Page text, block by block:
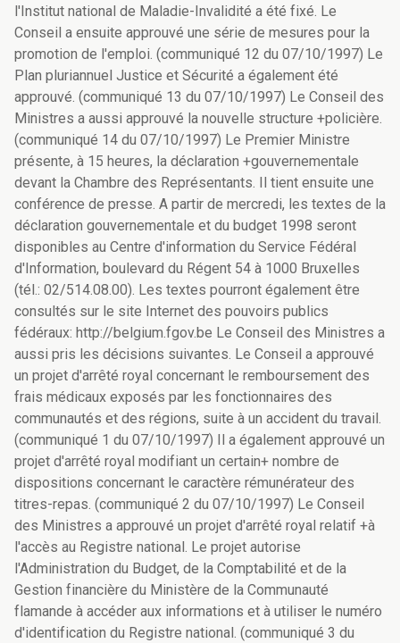
l'Institut national de Maladie-Invalidité a été fixé. Le
Conseil a ensuite approuvé une série de mesures pour la
promotion de l'emploi. (communiqué 12 du 07/10/1997) Le
Plan pluriannuel Justice et Sécurité a également été
approuvé. (communiqué 13 du 07/10/1997) Le Conseil des
Ministres a aussi approuvé la nouvelle structure +policière.
(communiqué 14 du 07/10/1997) Le Premier Ministre
présente, à 15 heures, la déclaration +gouvernementale
devant la Chambre des Représentants. Il tient ensuite une
conférence de presse. A partir de mercredi, les textes de la
déclaration gouvernementale et du budget 1998 seront
disponibles au Centre d'information du Service Fédéral
d'Information, boulevard du Régent 54 à 1000 Bruxelles
(tél.: 02/514.08.00). Les textes pourront également être
consultés sur le site Internet des pouvoirs publics
fédéraux: http://belgium.fgov.be Le Conseil des Ministres a
aussi pris les décisions suivantes. Le Conseil a approuvé
un projet d'arrêté royal concernant le remboursement des
frais médicaux exposés par les fonctionnaires des
communautés et des régions, suite à un accident du travail.
(communiqué 1 du 07/10/1997) Il a également approuvé un
projet d'arrêté royal modifiant un certain+ nombre de
dispositions concernant le caractère rémunérateur des
titres-repas. (communiqué 2 du 07/10/1997) Le Conseil
des Ministres a approuvé un projet d'arrêté royal relatif +à
l'accès au Registre national. Le projet autorise
l'Administration du Budget, de la Comptabilité et de la
Gestion financière du Ministère de la Communauté
flamande à accéder aux informations et à utiliser le numéro
d'identification du Registre national. (communiqué 3 du